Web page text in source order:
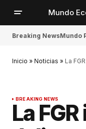
Mundo
Breaking NewsMundo
Inicio » Noticias » La
BREAKING NEWS
La